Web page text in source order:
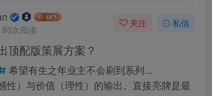
80次阅读
关注 私信
顶配版策展方案？
希望有生之年业主不会刷到系列...
性）与价值（理性）的输出。直接亮牌是最